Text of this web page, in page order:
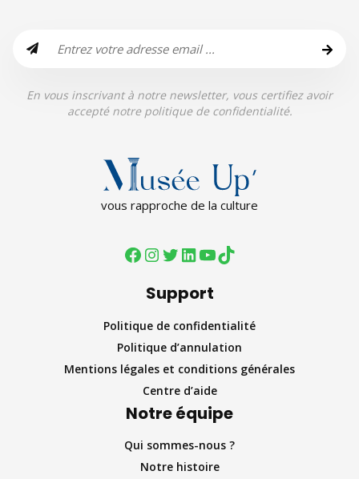
En vous inscrivant à notre newsletter, vous certifiez avoir
accepté notre politique de confidentialité.
vous rapproche de la culture
Support
Politique de confidentialité
Politique d’annulation
Mentions légales et conditions générales
Centre d’aide
Notre équipe
Qui sommes-nous ?
Notre histoire